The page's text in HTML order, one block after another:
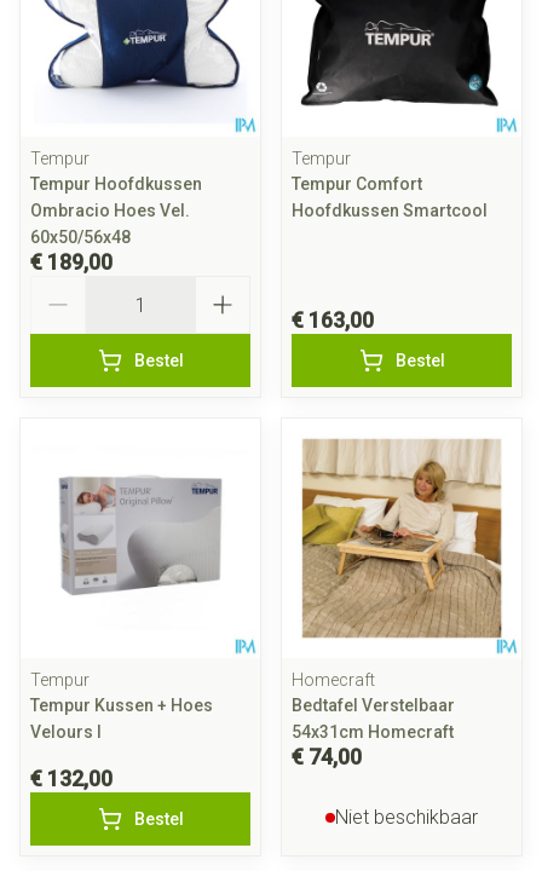
Tempur
Tempur Hoofdkussen
Ombracio Hoes Vel.
60x50/56x48
€ 189,00
Bestel
Tempur
Tempur Comfort
Hoofdkussen Smartcool
€ 163,00
Bestel
Tempur
Tempur Kussen + Hoes
Velours l
€ 132,00
Bestel
Homecraft
Bedtafel Verstelbaar
54x31cm Homecraft
€ 74,00
Niet beschikbaar